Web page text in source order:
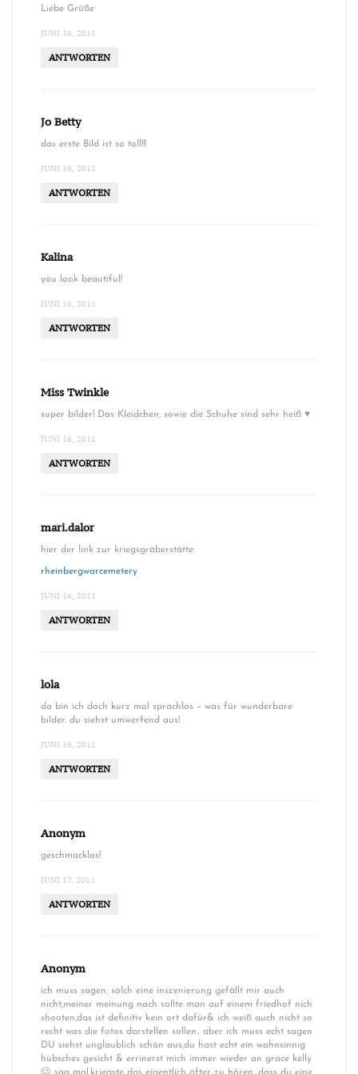
Liebe Grüße
JUNI 16, 2011
ANTWORTEN
Jo Betty
das erste Bild ist so toll!!!
JUNI 16, 2011
ANTWORTEN
Kalina
you look beautiful!
JUNI 16, 2011
ANTWORTEN
Miss Twinkle
super bilder! Das Kleidchen, sowie die Schuhe sind sehr heiß ♥
JUNI 16, 2011
ANTWORTEN
mari.dalor
hier der link zur kriegsgräberstätte:
rheinbergwarcemetery
JUNI 16, 2011
ANTWORTEN
lola
da bin ich doch kurz mal sprachlos – was für wunderbare
bilder. du siehst umwerfend aus!
JUNI 16, 2011
ANTWORTEN
Anonym
geschmacklos!
JUNI 17, 2011
ANTWORTEN
Anonym
ich muss sagen, solch eine inszenierung gefällt mir auch
nicht,meiner meinung nach sollte man auf einem friedhof nich
shooten,das ist definitiv kein ort dafür& ich weiß auch nicht so
recht was die fotos darstellen sollen.. aber ich muss echt sagen
DU siehst unglaublich schön aus,du hast echt ein wahnsinnig
hübsches gesicht & errinerst mich immer wieder an grace kelly